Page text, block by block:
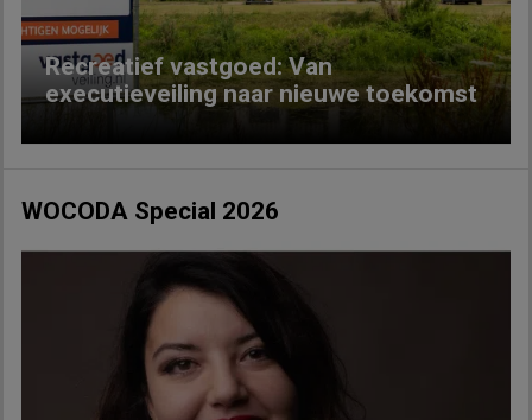
Recreatief vastgoed: Van
executieveiling naar nieuwe toekomst
WOCODA Special 2026